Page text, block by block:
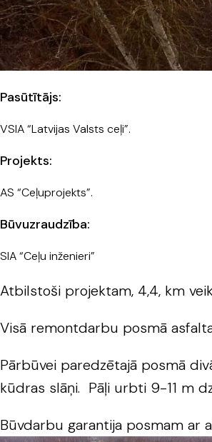
Pasūtītājs:
VSIA “Latvijas Valsts ceļi”.
Projekts:
AS “Ceļuprojekts”.
Būvuzraudzība:
SIA “Ceļu inženieri”
Atbilstoši projektam, 4,4, km
Visā remontdarbu posmā
Pārbūvei paredzētajā posmā
kūdras slāņi. Pāļi urbti 9-11 m
Būvdarbu garantija posmam ar